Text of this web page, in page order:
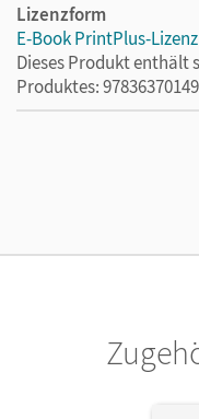
Lizenzform
E-Book PrintPlus-
Dieses Produkt enthält
Produktes:
ein Jahr lang
Cornelsen Verlag